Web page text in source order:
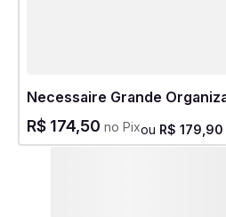
Necessaire Grande
R$ 174,50 no Pixou R$ 179 90